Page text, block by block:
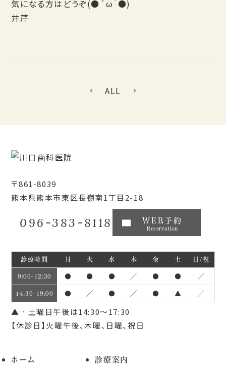
気になる方はどうぞ(●´ω｀●)
井芹
ALL
〒861-8039
熊本県熊本市東区長嶺南1丁目2-18
096-383-8118 WEB予約
Reservation
診療時間 月 火 水 木 金 土 日/祝
9:00~12:30 ● ● ● ／ ● ● ／
14:30~19:00 ● ／ ● ／ ● ▲ ／
▲…土曜日午後は14:30～17:30
【休診日】火曜午後、木曜、日曜、祝日
ホーム
診療案内